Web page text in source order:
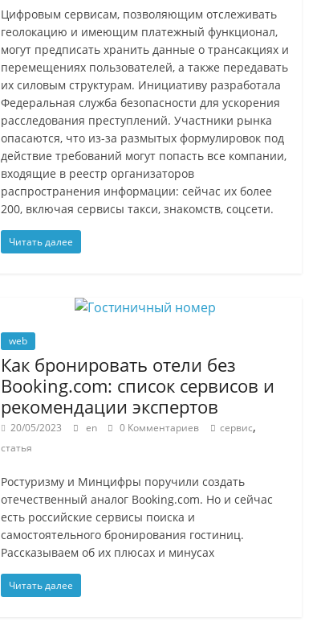
Цифровым сервисам, позволяющим отслеживать
геолокацию и имеющим платежный функционал,
могут предписать хранить данные о трансакциях и
перемещениях пользователей, а также передавать
их силовым структурам. Инициативу разработала
Федеральная служба безопасности для ускорения
расследования преступлений. Участники рынка
опасаются, что из-за размытых формулировок под
действие требований могут попасть все компании,
входящие в реестр организаторов
распространения информации: сейчас их более
200, включая сервисы такси, знакомств, соцсети.
Читать далее
web
Как бронировать отели без
Booking.com: список сервисов и
рекомендации экспертов
20/05/2023 en 0 Комментариев сервис,
статья
Ростуризму и Минцифры поручили создать
отечественный аналог Booking.com. Но и сейчас
есть российские сервисы поиска и
самостоятельного бронирования гостиниц.
Рассказываем об их плюсах и минусах
Читать далее